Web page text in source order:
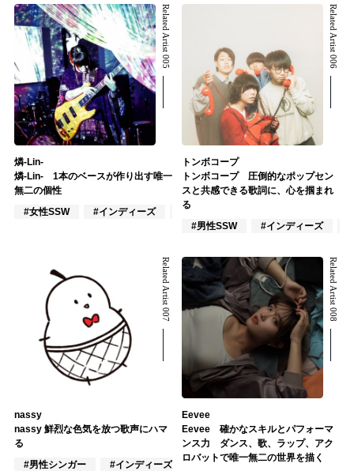
Related Artist 005
燐-Lin-
燐-Lin- 1本のベースが作り出す唯一
無二の個性
#女性SSW
#インディーズ #インスト
Related Artist 006
トンボコープ
トンボコープ 圧倒的なポップセン
スと共感できる歌詞に、心を掴まれ
る
#男性SSW
#インディーズ
Related Artist 007
nassy
nassy 鮮烈な色気を放つ歌声にハマ
る
#男性シンガー
#インディーズ #ラッパー
Related Artist 008
Eevee
Eevee 確かなスキルとパフォーマ
ンス力 ダンス、歌、ラップ、アク
ロバットで唯一無二の世界を描く